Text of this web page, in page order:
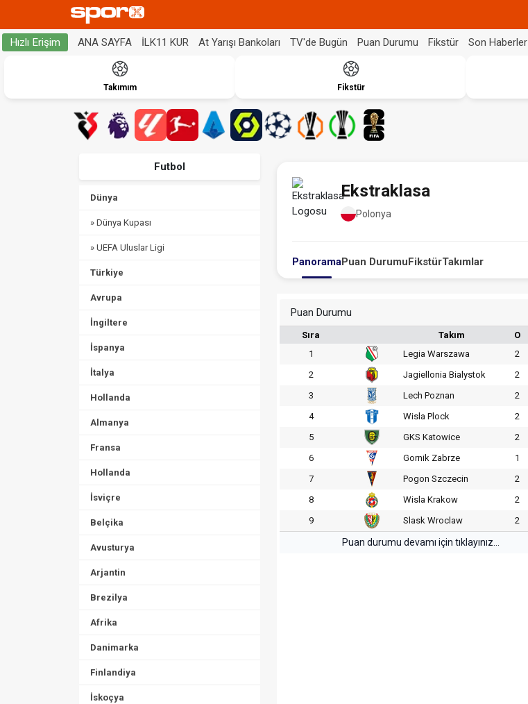
Hızlı Erişim ANA SAYFA İLK11 KUR At Yarışı Bankoları TV'de Bugün Puan Durumu Fikstür Son Haberler
Takımım Fikstür
Futbol
Dünya
» Dünya Kupası
» UEFA Uluslar Ligi
Türkiye
Avrupa
İngiltere
İspanya
İtalya
Hollanda
Almanya
Fransa
Hollanda
İsviçre
Belçika
Avusturya
Arjantin
Brezilya
Afrika
Danimarka
Finlandiya
İskoçya
Ekstraklasa
Polonya
PanoramaPuan DurumuFikstürTakımlar
Puan Durumu
Sıra Takım O
1
Legia Warszawa 2
2
Jagiellonia Bialystok 2
3
Lech Poznan 2
4
Wisla Plock 2
5
GKS Katowice 2
6
Gornik Zabrze 1
7
Pogon Szczecin 2
8
Wisla Krakow 2
9
Slask Wroclaw 2
Puan durumu devamı için tıklayınız...